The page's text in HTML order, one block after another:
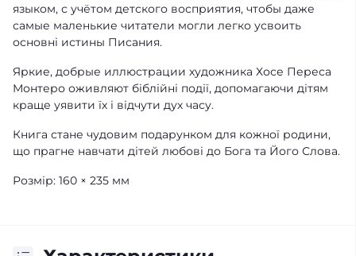
языком, с учётом детского восприятия, чтобы даже
самые маленькие читатели могли легко усвоить
основні истины Писания.
Яркие, добрые иллюстрации художника Хосе Переса
Монтеро оживляют біблійні події, допомагаючи дітям
краще уявити їх і відчути дух часу.
Книга стане чудовим подарунком для кожної родини,
що прагне навчати дітей любові до Бога та Його Слова.
Розмір: 160 × 235 мм